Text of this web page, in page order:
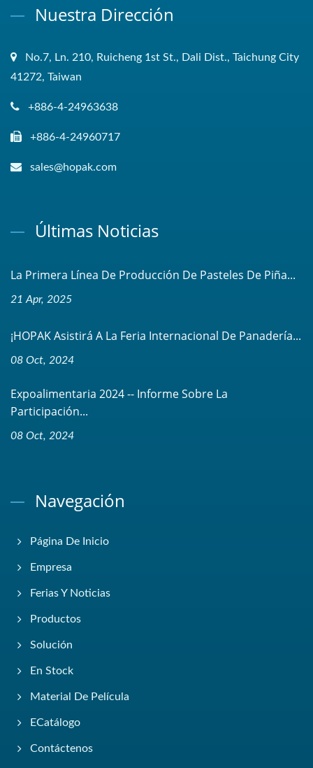
Nuestra Dirección
No.7, Ln. 210, Ruicheng 1st St., Dali Dist., Taichung City
41272, Taiwan
+886-4-24963638
+886-4-24960717
sales@hopak.com
Últimas Noticias
La Primera Línea De Producción De Pasteles De Piña...
21 Apr, 2025
¡HOPAK Asistirá A La Feria Internacional De Panadería...
08 Oct, 2024
Expoalimentaria 2024 -- Informe Sobre La
Participación...
08 Oct, 2024
Navegación
Página De Inicio
Empresa
Ferias Y Noticias
Productos
Solución
En Stock
Material De Película
ECatálogo
Contáctenos